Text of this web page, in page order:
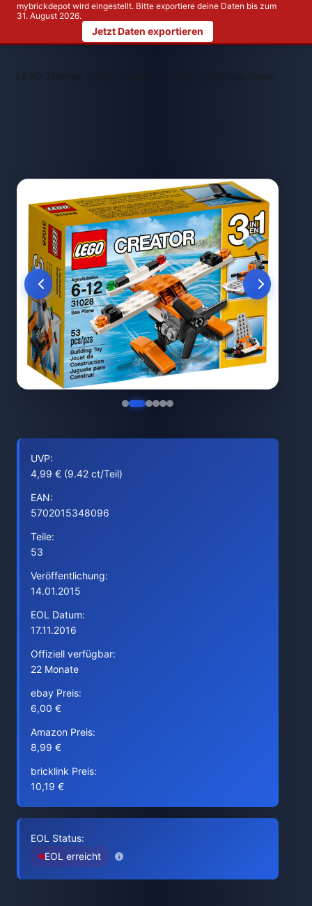
mybrickdepot wird eingestellt. Bitte exportiere deine Daten bis zum
31. August 2026.
Jetzt Daten exportieren
LEGO Themen > LEGO 31028 Sea Plane
UVP:
4,99 € (9.42 ct/Teil)
EAN:
5702015348096
Teile:
53
Veröffentlichung:
14.01.2015
EOL Datum:
17.11.2016
Offiziell verfügbar:
22 Monate
ebay Preis:
6,00 €
Amazon Preis:
8,99 €
bricklink Preis:
10,19 €
EOL Status:
EOL erreicht